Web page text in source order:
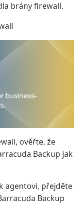
brány firewall.
ověřte, že
Backup jak
agentovi, přejděte
Backup